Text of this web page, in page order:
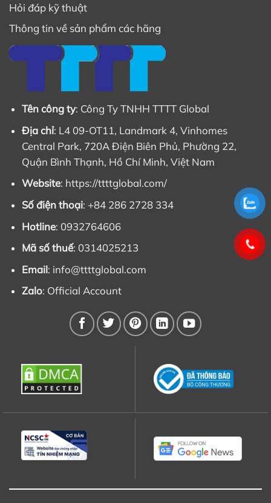
Hỏi đáp kỹ thuật
Thông tin về sản phẩm các hãng
Tên công ty: Công Ty TNHH TTTT Global
Địa chỉ: L4 09-OT11, Landmark 4, Vinhomes
Central Park, 720A Điện Biên Phủ, Phường 22,
Quận Bình Thạnh, Hồ Chí Minh, Việt Nam
Website: https://ttttglobal.com/
Số điện thoại: +84 286 2728 334
Hotline: 0932764606
Mã số thuế: 0314025213
Email: info@ttttglobal.com
Zalo: Official Account